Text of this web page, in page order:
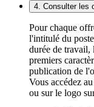
4. Consulter les
Pour chaque
l'intitulé du
durée de travail,
premiers
publication de
Vous accédez
ou sur le logo